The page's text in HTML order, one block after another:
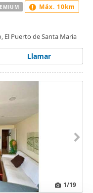
El Puerto de Santa Maria
Llamar
Máx. 10km
1/19